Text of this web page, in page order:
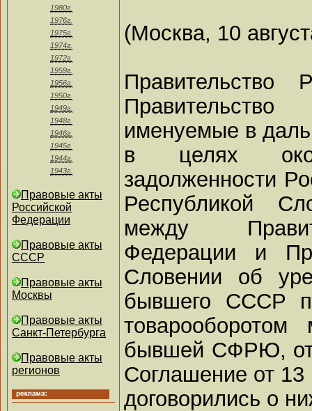
1980г.
1976г.
1975г.
1974г.
1972г.
1959г.
1956г.
1950г.
1949г.
1948г.
1946г.
1945г.
1944г.
1943г.
Правовые акты
Российской
Федерации
Правовые акты
СССР
Правовые акты
Москвы
Правовые акты
Санкт-Петербурга
Правовые акты
регионов
(Москва, 10
Правительство
именуемые в
в целях
задолженности
Республикой
между
Федерации и
Словении об
бывшего СССР
бывшей СФРЮ, от
Соглашение от 13
договорились о